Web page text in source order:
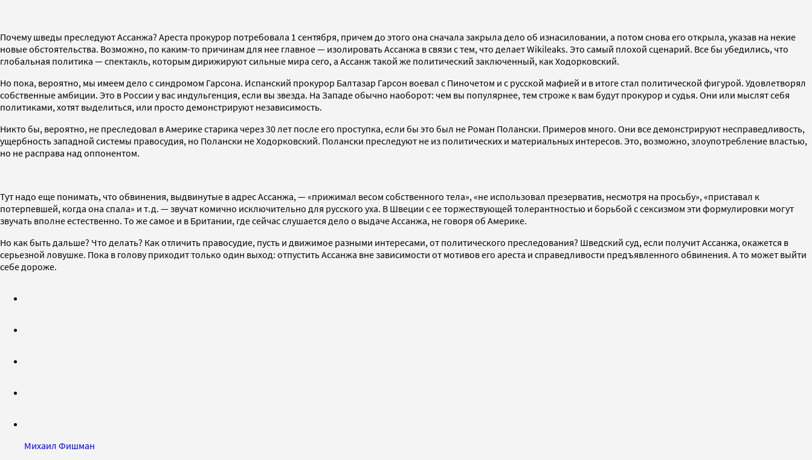
Почему шведы преследуют Ассанжа? Ареста прокурор потребовала 1 сентября, причем до этого она сначала закрыла дело об изнасиловании, а потом снова его открыла, указав на некие
новые обстоятельства. Возможно, по каким-то причинам для нее главное — изолировать Ассанжа в связи с тем, что делает Wikileaks. Это самый плохой сценарий. Все бы убедились, что
глобальная политика — спектакль, которым дирижируют сильные мира сего, а Ассанж такой же политический заключенный, как Ходорковский.
Но пока, вероятно, мы имеем дело с синдромом Гарсона. Испанский прокурор Балтазар Гарсон воевал с Пиночетом и с русской мафией и в итоге стал политической фигурой. Удовлетворял
собственные амбиции. Это в России у вас индульгенция, если вы звезда. На Западе обычно наоборот: чем вы популярнее, тем строже к вам будут прокурор и судья. Они или мыслят себя
политиками, хотят выделиться, или просто демонстрируют независимость.
Никто бы, вероятно, не преследовал в Америке старика через 30 лет после его проступка, если бы это был не Роман Полански. Примеров много. Они все демонстрируют несправедливость,
ущербность западной системы правосудия, но Полански не Ходорковский. Полански преследуют не из политических и материальных интересов. Это, возможно, злоупотребление властью,
но не расправа над оппонентом.
Тут надо еще понимать, что обвинения, выдвинутые в адрес Ассанжа, — «прижимал весом собственного тела», «не использовал презерватив, несмотря на просьбу», «приставал к
потерпевшей, когда она спала» и т.д. — звучат комично исключительно для русского уха. В Швеции с ее торжествующей толерантностью и борьбой с сексизмом эти формулировки могут
звучать вполне естественно. То же самое и в Британии, где сейчас слушается дело о выдаче Ассанжа, не говоря об Америке.
Но как быть дальше? Что делать? Как отличить правосудие, пусть и движимое разными интересами, от политического преследования? Шведский суд, если получит Ассанжа, окажется в
серьезной ловушке. Пока в голову приходит только один выход: отпустить Ассанжа вне зависимости от мотивов его ареста и справедливости предъявленного обвинения. А то может выйти
себе дороже.
Михаил Фишман